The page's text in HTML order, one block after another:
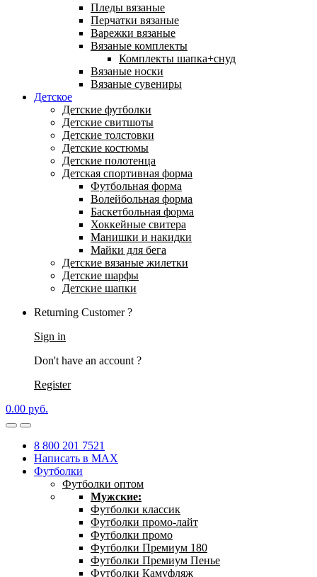
Пледы вязаные
Перчатки вязаные
Варежки вязаные
Вязаные комплекты
Комплекты шапка+снуд
Вязаные носки
Вязаные сувениры
Детское
Детские футболки
Детские свитшоты
Детские толстовки
Детские костюмы
Детские полотенца
Детская спортивная форма
Футбольная форма
Волейбольная форма
Баскетбольная форма
Хоккейные свитера
Манишки и накидки
Майки для бега
Детские вязаные жилетки
Детские шарфы
Детские шапки
Returning Customer ?
Sign in
Don't have an account ?
Register
0.00 руб.
8 800 201 7521
Написать в MAX
Футболки
Футболки оптом
Мужские:
Футболки классик
Футболки промо-лайт
Футболки промо
Футболки Премиум 180
Футболки Премиум Пенье
Футболки Камуфляж